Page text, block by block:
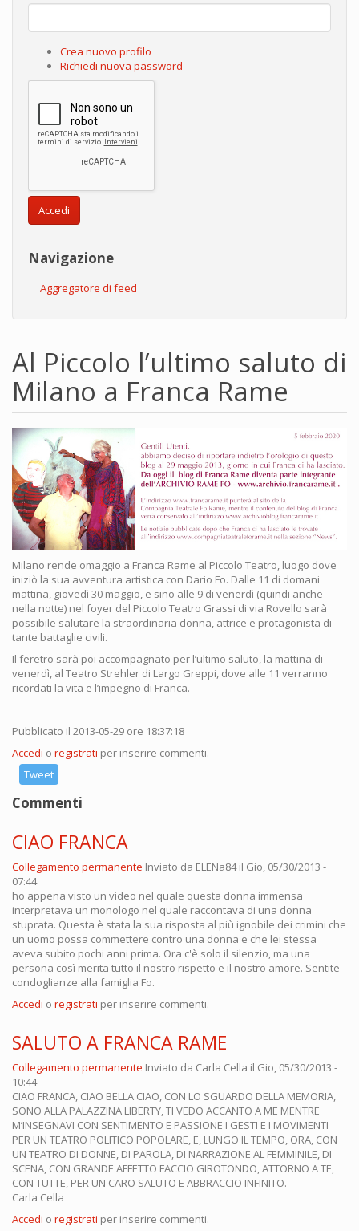
Crea nuovo profilo
Richiedi nuova password
Accedi
Navigazione
Aggregatore di feed
Al Piccolo l’ultimo saluto di
Milano a Franca Rame
Milano rende omaggio a Franca Rame al Piccolo Teatro, luogo dove
iniziò la sua avventura artistica con Dario Fo. Dalle 11 di domani
mattina, giovedì 30 maggio, e sino alle 9 di venerdì (quindi anche
nella notte) nel foyer del Piccolo Teatro Grassi di via Rovello sarà
possibile salutare la straordinaria donna, attrice e protagonista di
tante battaglie civili.
Il feretro sarà poi accompagnato per l’ultimo saluto, la mattina di
venerdì, al Teatro Strehler di Largo Greppi, dove alle 11 verranno
ricordati la vita e l’impegno di Franca.
Pubblicato il 2013-05-29 ore 18:37:18
Accedi o registrati per inserire commenti.
Tweet
Commenti
CIAO FRANCA
Collegamento permanente Inviato da ELENa84il Gio, 05/30/2013 -
07:44
ho appena visto un video nel quale questa donna immensa
interpretava un monologo nel quale raccontava di una donna
stuprata. Questa è stata la sua risposta al più ignobile dei crimini che
un uomo possa commettere contro una donna e che lei stessa
aveva subito pochi anni prima. Ora c'è solo il silenzio, ma una
persona così merita tutto il nostro rispetto e il nostro amore. Sentite
condoglianze alla famiglia Fo.
Accedi o registrati per inserire commenti.
SALUTO A FRANCA RAME
Collegamento permanente Inviato da Carla Cella il Gio, 05/30/2013 -
10:44
CIAO FRANCA, CIAO BELLA CIAO, CON LO SGUARDO DELLA MEMORIA,
SONO ALLA PALAZZINA LIBERTY, TI VEDO ACCANTO A ME MENTRE
M’INSEGNAVI CON SENTIMENTO E PASSIONE I GESTI E I MOVIMENTI
PER UN TEATRO POLITICO POPOLARE, E, LUNGO IL TEMPO, ORA, CON
UN TEATRO DI DONNE, DI PAROLA, DI NARRAZIONE AL FEMMINILE, DI
SCENA, CON GRANDE AFFETTO FACCIO GIROTONDO, ATTORNO A TE,
CON TUTTE, PER UN CARO SALUTO E ABBRACCIO INFINITO.
Carla Cella
Accedi o registrati per inserire commenti.